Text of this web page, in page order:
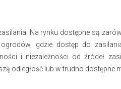
Na rynku dostępne są
gdzie dostęp do
i niezależności od źródeł
odległość lub w trudno dostępne